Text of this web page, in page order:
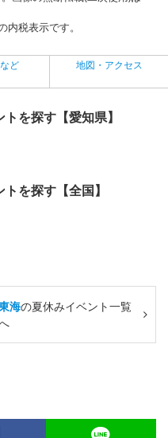
税表示です。
ど 地図・アクセス
を探す【愛知県】
を探す【全国】
海の夏休みイベント一覧